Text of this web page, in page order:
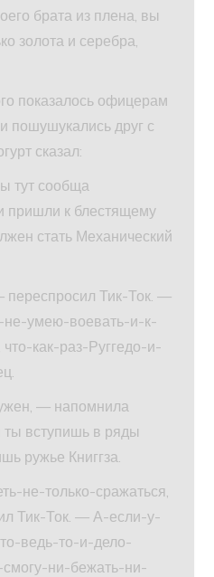
брата из плена, вы
золота и серебра,
показалось офицерам
пошушукались друг с
сказал:
тут сообща
пришли к блестящему
стать Механический
Тик-Ток. —
умею-воевать-и-к-
как-раз-Руггедо-и-
— напомнила
вступишь в ряды
ружье Книггза.
не-только-сражаться,
Тик-Ток. — А-если-у-
ведь-то-и-дело-
смогу-ни-бежать-ни-